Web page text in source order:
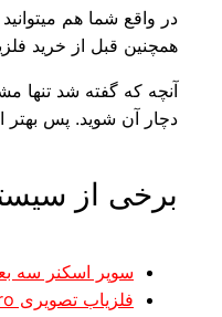
در واقع شما هم
همچنین قبل از خرید
آنچه که گفته شد تنها
دچار آن شوید. پس بهتر
برخی از
سوپر اسکنر سه
فلزیاب تصویری ST100 pro سان استون